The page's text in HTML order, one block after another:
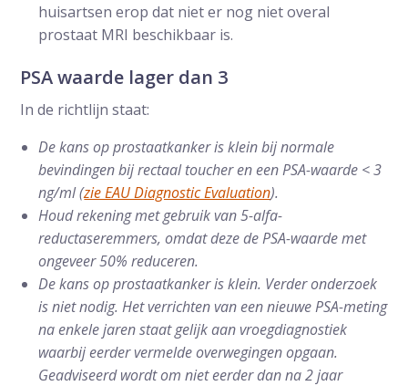
huisartsen erop dat niet er nog niet overal
prostaat MRI beschikbaar is.
PSA waarde lager dan 3
In de richtlijn staat:
De kans op prostaatkanker is klein bij normale
bevindingen bij rectaal toucher en een PSA-waarde < 3
ng/ml (zie EAU Diagnostic Evaluation).
Houd rekening met gebruik van 5-alfa-
reductaseremmers, omdat deze de PSA-waarde met
ongeveer 50% reduceren.
De kans op prostaatkanker is klein. Verder onderzoek
is niet nodig. Het verrichten van een nieuwe PSA-meting
na enkele jaren staat gelijk aan vroegdiagnostiek
waarbij eerder vermelde overwegingen opgaan.
Geadviseerd wordt om niet eerder dan na 2 jaar